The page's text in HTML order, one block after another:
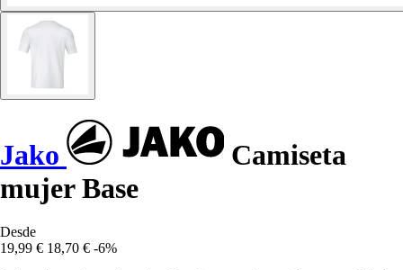
Jako
Camiseta
mujer Base
Desde
19,99 € 18,70 € -6%